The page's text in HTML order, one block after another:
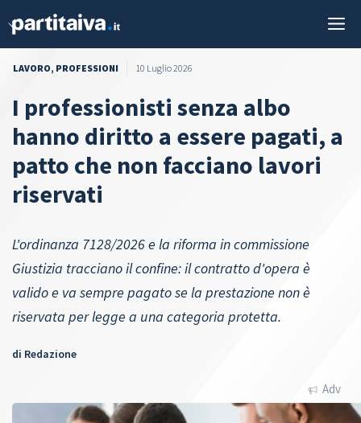
LAVORO, PROFESSIONI 10 Luglio 2026
I professionisti senza albo
hanno diritto a essere pagati, a
patto che non facciano lavori
riservati
L'ordinanza 7128/2026 e la riforma in commissione
Giustizia tracciano il confine: il contratto d'opera è
valido e va sempre pagato se la prestazione non è
riservata per legge a una categoria protetta.
di Redazione
Adv